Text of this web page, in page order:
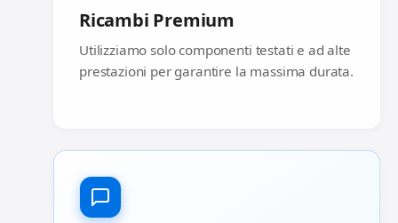
Ricambi Premium
Utilizziamo solo componenti testati e ad alte
prestazioni per garantire la massima durata.